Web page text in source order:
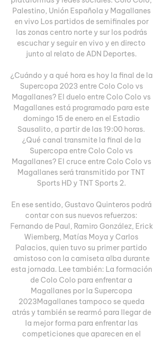
Palestino, Unión Española y Magallanes
en vivo Los partidos de semifinales por
las zonas centro norte y sur los podrás
escuchar y seguir en vivo y en directo
junto al relato de ADN Deportes.
¿Cuándo y a qué hora es hoy la final de la
Supercopa 2023 entre Colo Colo vs
Magallanes? El duelo entre Colo Colo vs
Magallanes está programado para este
domingo 15 de enero en el Estadio
Sausalito, a partir de las 19:00 horas.
¿Qué canal transmite la final de la
Supercopa entre Colo Colo vs
Magallanes? El cruce entre Colo Colo vs
Magallanes será transmitido por TNT
Sports HD y TNT Sports 2.
En ese sentido, Gustavo Quinteros podrá
contar con sus nuevos refuerzos:
Fernando de Paul, Ramiro González, Erick
Wiemberg, Matías Moya y Carlos
Palacios, quien tuvo su primer partido
amistoso con la camiseta alba durante
esta jornada. Lee también: La formación
de Colo Colo para enfrentar a
Magallanes por la Supercopa
2023Magallanes tampoco se queda
atrás y también se rearmó para llegar de
la mejor forma para enfrentar las
competiciones que aparecen en el